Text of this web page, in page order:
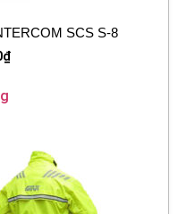
SCS S-8
₫